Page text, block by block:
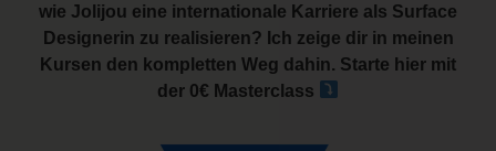
wie Jolijou eine internationale Karriere als Surface
Designerin zu realisieren? Ich zeige dir in meinen
Kursen den kompletten Weg dahin. Starte hier mit
der 0€ Masterclass